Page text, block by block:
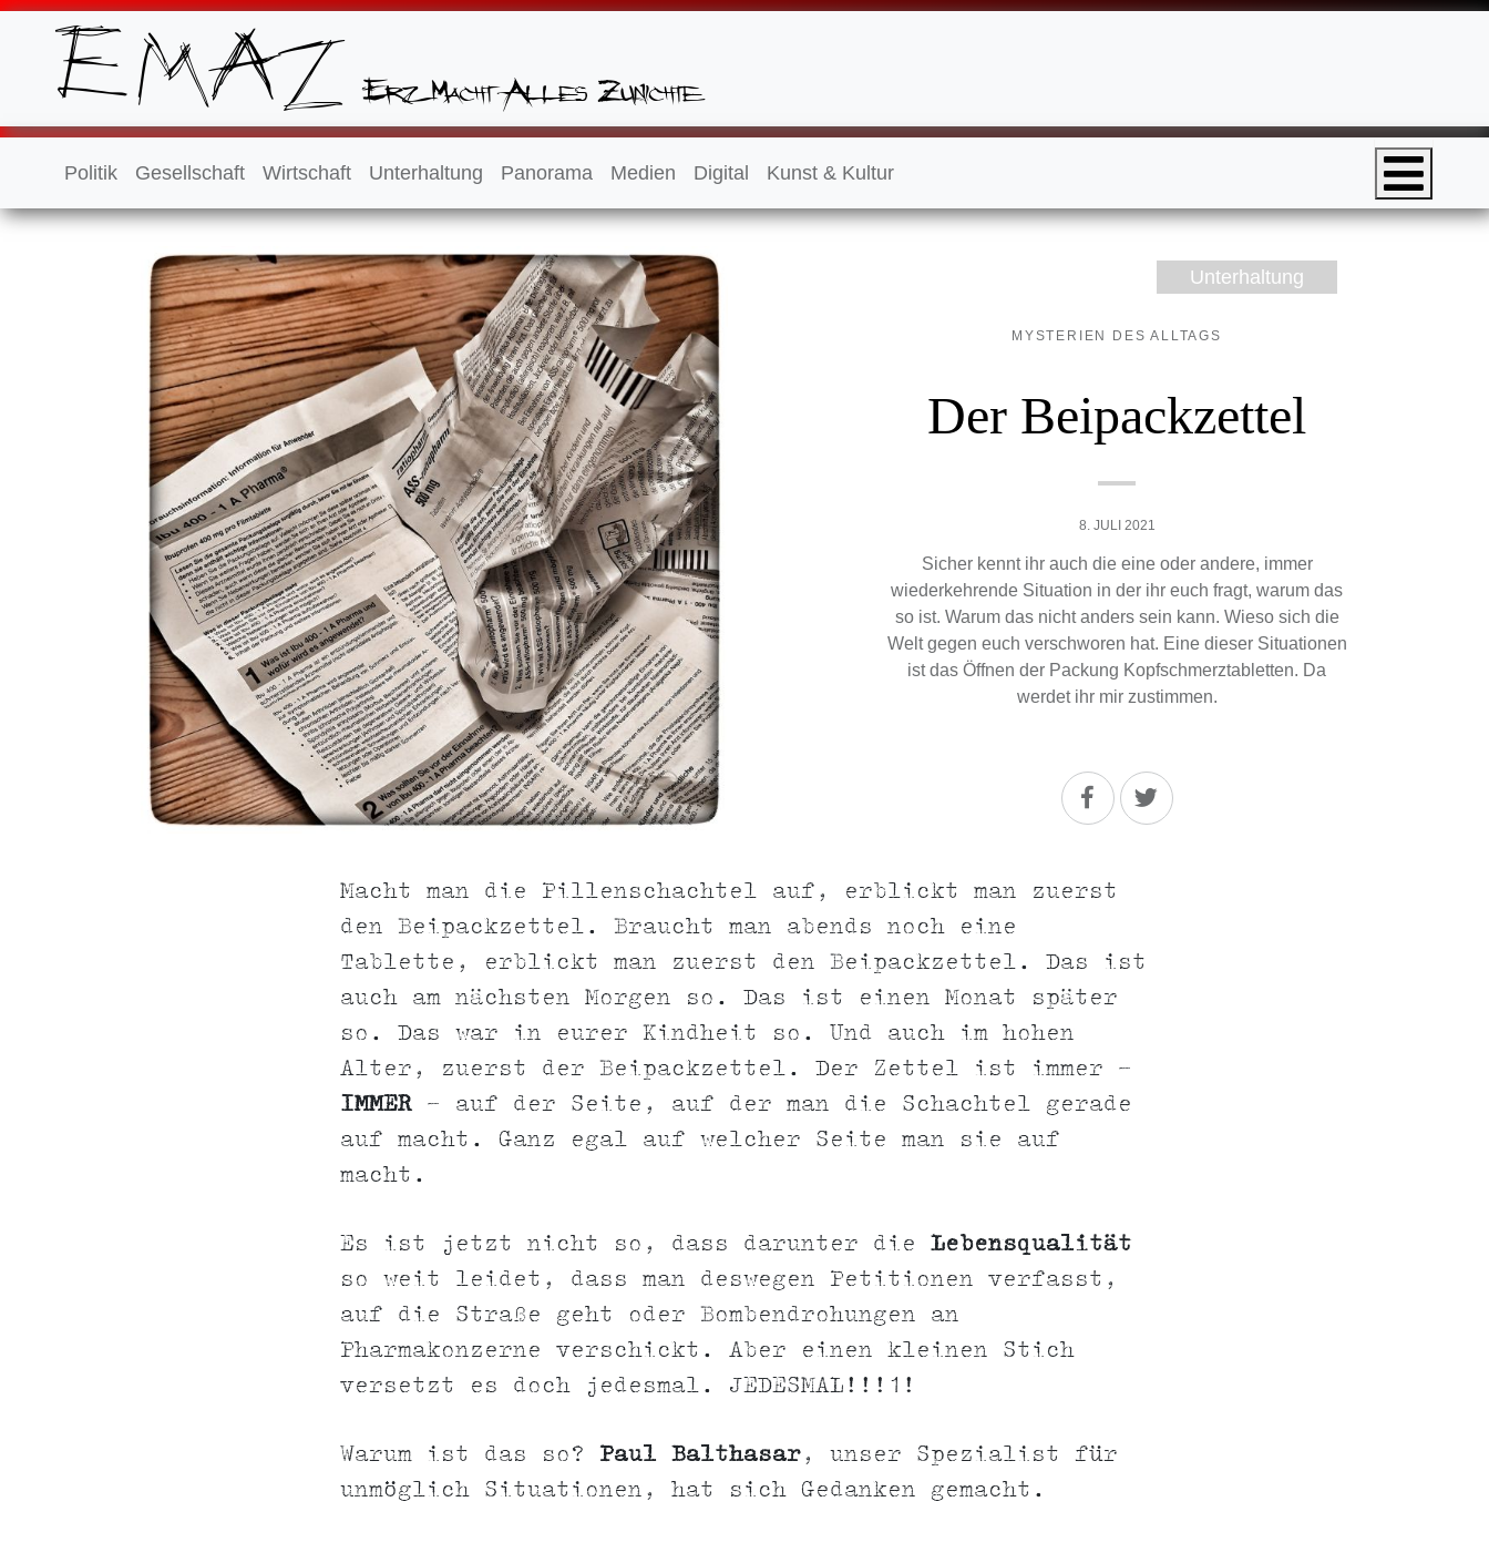
Politik Gesellschaft Wirtschaft Unterhaltung Panorama Medien Digital Kunst & Kultur
Unterhaltung
MYSTERIEN DES ALLTAGS
Der Beipackzettel
8. JULI 2021
Sicher kennt ihr auch die eine oder andere, immer
wiederkehrende Situation in der ihr euch fragt, warum das
so ist. Warum das nicht anders sein kann. Wieso sich die
Welt gegen euch verschworen hat. Eine dieser Situationen
ist das Öffnen der Packung Kopfschmerztabletten. Da
werdet ihr mir zustimmen.
Macht man die Pillenschachtel auf, erblickt man zuerst
den Beipackzettel. Braucht man abends noch eine
Tablette, erblickt man zuerst den Beipackzettel. Das ist
auch am nächsten Morgen so. Das ist einen Monat später
so. Das war in eurer Kindheit so. Und auch im hohen
Alter, zuerst der Beipackzettel. Der Zettel ist immer -
IMMER - auf der Seite, auf der man die Schachtel gerade
auf macht. Ganz egal auf welcher Seite man sie auf
macht.
Es ist jetzt nicht so, dass darunter die Lebensqualität
so weit leidet, dass man deswegen Petitionen verfasst,
auf die Straße geht oder Bombendrohungen an
Pharmakonzerne verschickt. Aber einen kleinen Stich
versetzt es doch jedesmal. JEDESMAL!!!1!
Warum ist das so? Paul Balthasar , unser Spezialist für
unmöglich Situationen, hat sich Gedanken gemacht.